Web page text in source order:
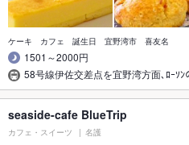
ケーキ カフェ 誕生日 宜野湾市 喜友名
1501～2000円
58号線伊佐交差点を宜野湾方面､ﾛｰｿﾝ
seaside-cafe BlueTrip
カフェ・スイーツ 名護